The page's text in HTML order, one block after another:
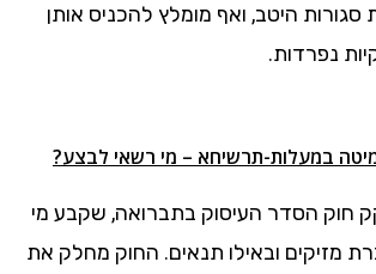
סגורות היטב, ואף מומלץ להכניס אותן
נפרדות.
במעלות-תרשיחא – מי רשאי לבצע?
2016 חוקק חוק הסדר העיסוק בתברואה, שקבע מי
מזיקים ובאילו תנאים. החוק מחלק את